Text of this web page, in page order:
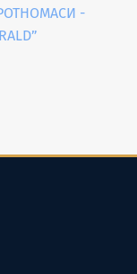
-